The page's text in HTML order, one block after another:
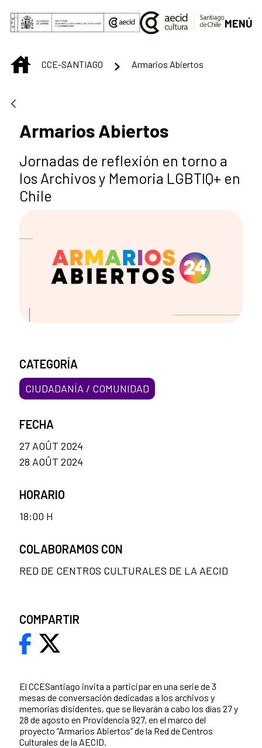
Saut au contenu principal
MENÚ
INICIOCCE-SANTIAGO Armarios Abiertos
Armarios Abiertos
Jornadas de reflexión en torno a
los Archivos y Memoria LGBTIQ+ en
Chile
El CCESantiago invita a participar en una serie de 3
mesas de conversación dedicadas a los archivos y
memorias disidentes, que se llevarán a cabo los días 27 y
28 de agosto en Providencia 927, en el marco del
proyecto “Armarios Abiertos” de la Red de Centros
Culturales de la AECID.
CATEGORÍA
CIUDADANÍA / COMUNIDAD
FECHA
27 AOÛT 2024
28 AOÛT 2024
HORARIO
18:00 H
COLABORAMOS CON
RED DE CENTROS CULTURALES DE LA AECID
COMPARTIR